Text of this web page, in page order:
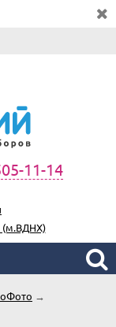
11-14
(м.ВДНХ)
→